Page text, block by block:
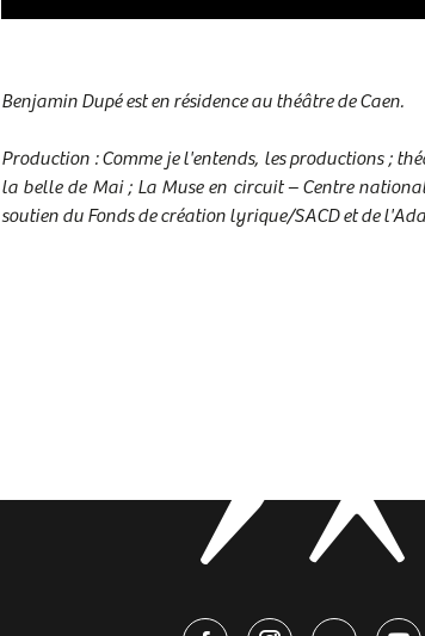
Benjamin Dupé est en résidence au théâtre de Caen.
Production : Comme je l'entends, les productions ;
la belle de Mai ; La Muse en circuit – Centre
soutien du Fonds de création lyrique/SACD et de